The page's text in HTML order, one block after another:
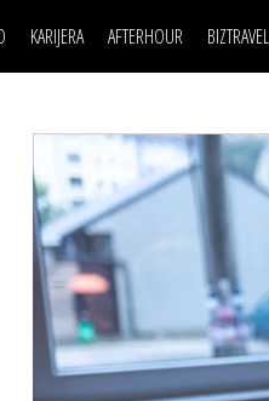
KARIJERA
LJUDI (HR)
MOJ UGAO
USAVRŠAVANJE
KNOW-HOW
AFTERHOUR
KNJIGE
AUTO SVET
WELLBEING
BIZTRAVEL
POSAO
MOJ UGAO
USAVRŠAVANJE
KNOW-HOW
FILM I SCENA
AUTO SVET
STIL
WELLBEING